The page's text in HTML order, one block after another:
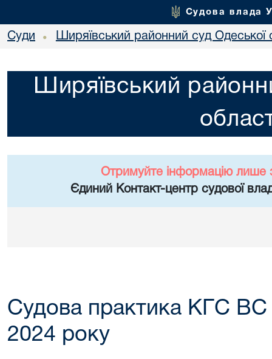
Судова влада
Суди • Ширяївський районний суд Одеської
Ширяївський
Отримуйте інформацію лише
Єдиний Контакт-центр судової
Судова практика КГС ВС
2024 року